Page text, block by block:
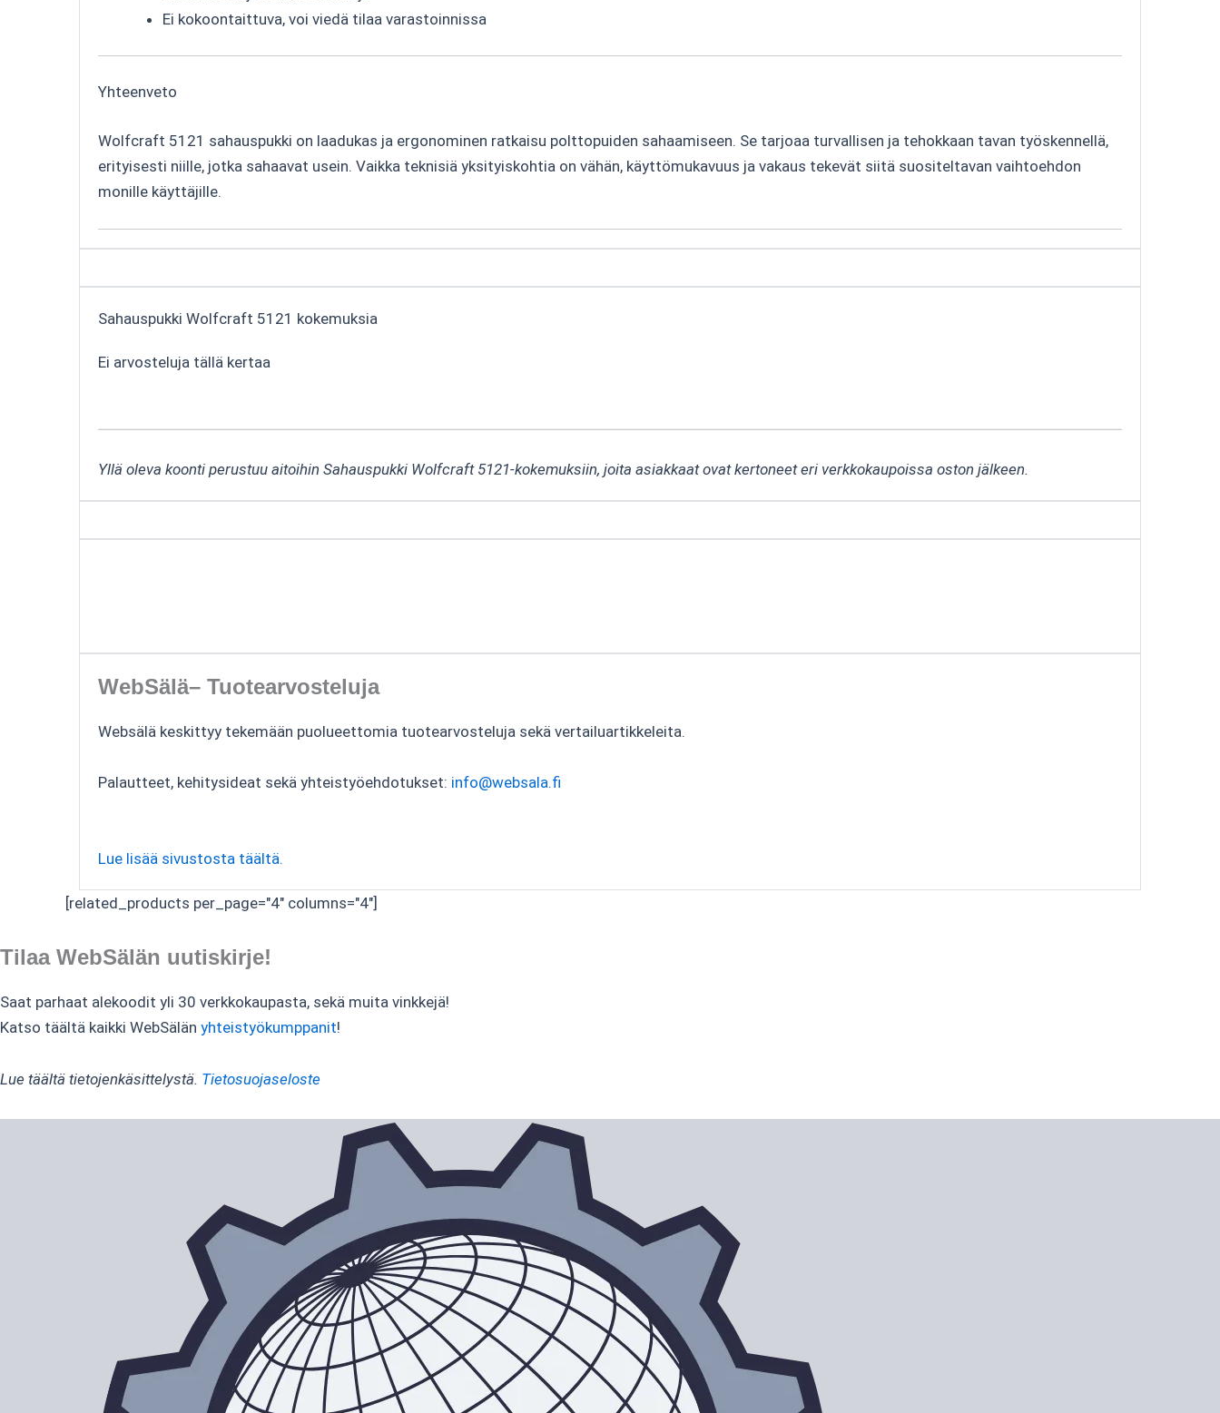
Ei kokoontaittuva, voi viedä tilaa varastoinnissa
Yhteenveto
Wolfcraft 5121 sahauspukki on laadukas ja ergonominen ratkaisu polttopuiden sahaamiseen. Se tarjoaa turvallisen ja tehokkaan tavan työskennellä,
erityisesti niille, jotka sahaavat usein. Vaikka teknisiä yksityiskohtia on vähän, käyttömukavuus ja vakaus tekevät siitä suositeltavan vaihtoehdon
monille käyttäjille.
Sahauspukki Wolfcraft 5121 kokemuksia
Ei arvosteluja tällä kertaa
Yllä oleva koonti perustuu aitoihin Sahauspukki Wolfcraft 5121-kokemuksiin, joita asiakkaat ovat kertoneet eri verkkokaupoissa oston jälkeen.
WebSälä– Tuotearvosteluja
Websälä keskittyy tekemään puolueettomia tuotearvosteluja sekä vertailuartikkeleita.
Palautteet, kehitysideat sekä yhteistyöehdotukset: info@websala.fi
Lue lisää sivustosta täältä.
[related_products per_page="4" columns="4"]
Tilaa WebSälän uutiskirje!
Saat parhaat alekoodit yli 30 verkkokaupasta, sekä muita vinkkejä!
Katso täältä kaikki WebSälän yhteistyökumppanit!
Lue täältä tietojenkäsittelystä. Tietosuojaseloste